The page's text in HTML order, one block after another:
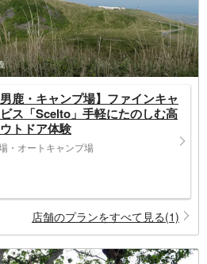
男鹿・キャンプ場】ファインキャ
ス「Scelto」手軽にたのしむ高
トドア体験
・オートキャンプ場
店舗のプランをすべて見る(1)